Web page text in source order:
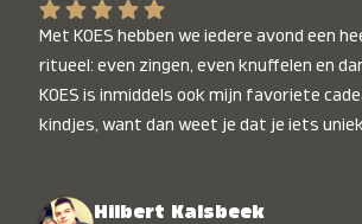
Met KOES hebben we iedere avond een
ritueel: even zingen, even knuffelen en
KOES is inmiddels ook mijn favoriete
kindjes, want dan weet je dat je iets
Hilbert Kalsbeek